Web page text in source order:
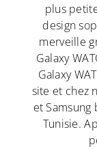
plus
design
merveille
Galaxy
Galaxy
site et chez
et
Tunisie. A